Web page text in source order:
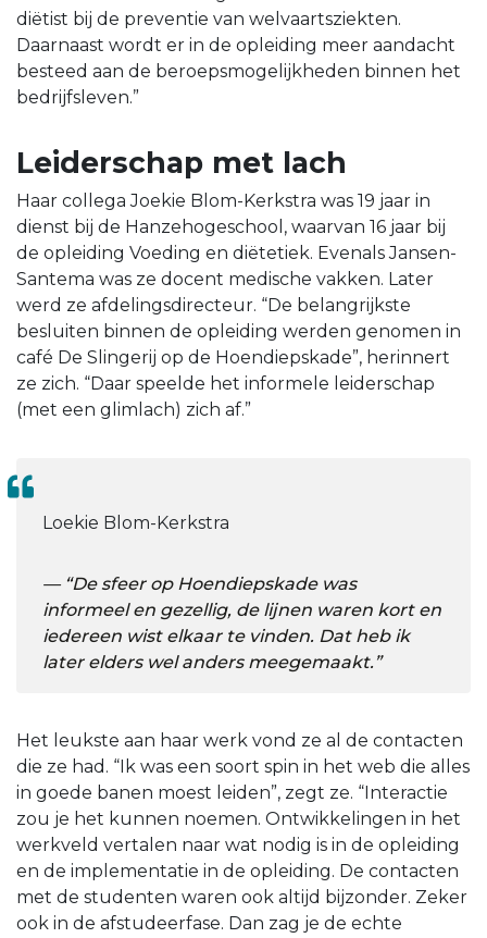
diëtist bij de preventie van welvaartsziekten.
Daarnaast wordt er in de opleiding meer aandacht
besteed aan de beroepsmogelijkheden binnen het
bedrijfsleven.”
Leiderschap met lach
Haar collega Joekie Blom-Kerkstra was 19 jaar in
dienst bij de Hanzehogeschool, waarvan 16 jaar bij
de opleiding Voeding en diëtetiek. Evenals Jansen-
Santema was ze docent medische vakken. Later
werd ze afdelingsdirecteur. “De belangrijkste
besluiten binnen de opleiding werden genomen in
café De Slingerij op de Hoendiepskade”, herinnert
ze zich. “Daar speelde het informele leiderschap
(met een glimlach) zich af.”
Loekie Blom-Kerkstra
“De sfeer op Hoendiepskade was
informeel en gezellig, de lijnen waren kort en
iedereen wist elkaar te vinden. Dat heb ik
later elders wel anders meegemaakt.”
Het leukste aan haar werk vond ze al de contacten
die ze had. “Ik was een soort spin in het web die alles
in goede banen moest leiden”, zegt ze. “Interactie
zou je het kunnen noemen. Ontwikkelingen in het
werkveld vertalen naar wat nodig is in de opleiding
en de implementatie in de opleiding. De contacten
met de studenten waren ook altijd bijzonder. Zeker
ook in de afstudeerfase. Dan zag je de echte